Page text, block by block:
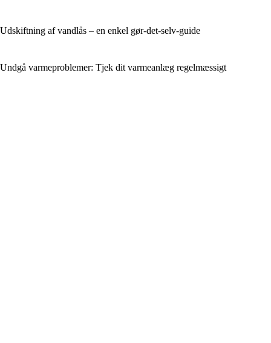
Udskiftning af vandlås – en enkel gør-det-selv-guide
Undgå varmeproblemer: Tjek dit varmeanlæg regelmæssigt